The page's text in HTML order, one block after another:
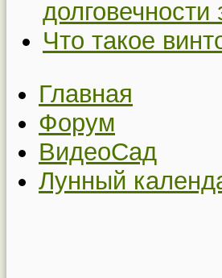
долговечности
Что такое
Главная
Форум
ВидеоСад
Лунный